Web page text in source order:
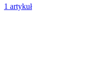
1 artykuł